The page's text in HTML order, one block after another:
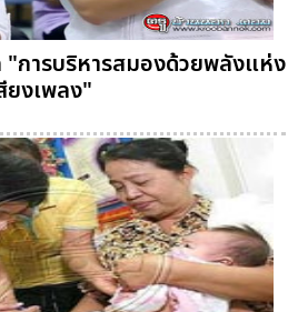
"การบริหารสมองด้วยพลังแห่ง
ยงเพลง"